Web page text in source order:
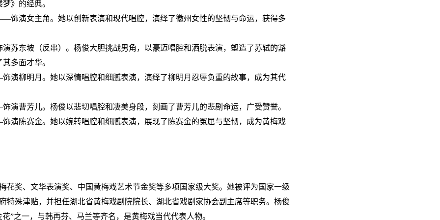
》的经典。
饰演女主角。她以创新表演和现代唱腔，演绎了徽州女性的坚韧与命运，获得多
苏东坡（反串）。杨俊大胆挑战男角，以豪迈唱腔和洒脱表演，塑造了苏轼的豁
多面才华。
演柳明月。她以深情唱腔和细腻表演，演绎了柳明月忍辱负重的故事，成为其代
演曹芳儿。杨俊以悲切唱腔和凄美身段，刻画了曹芳儿的悲剧命运，广受赞誉。
演陈赛金。她以婉转唱腔和细腻表演，展现了陈赛金的冤屈与坚韧，成为黄梅戏
花奖、文华表演奖、中国黄梅戏艺术节金奖等多项国家级大奖。她被评为国家一级
特殊津贴，并担任湖北省黄梅戏剧院院长、湖北省戏剧家协会副主席等职务。杨俊
”之一，与韩再芬、马兰等齐名，是黄梅戏当代代表人物。